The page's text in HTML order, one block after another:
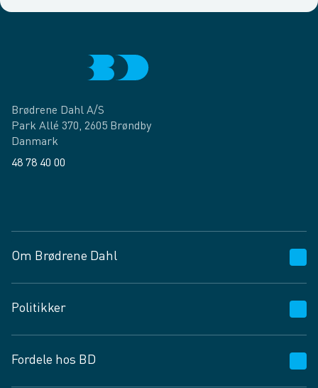
Brødrene Dahl A/S
Park Allé 370, 2605 Brøndby
Danmark
48 78 40 00
Om Brødrene Dahl
Vagttelefon 30 10 89 89
Spørgsmål og svar
Job og karriere
Politikker
Privatlivspolitik
Fordele hos BD